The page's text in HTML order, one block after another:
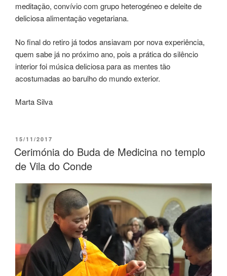
meditação, convívio com grupo heterogéneo e deleite de
deliciosa alimentação vegetariana.
No final do retiro já todos ansiavam por nova experiência,
quem sabe já no próximo ano, pois a prática do silêncio
interior foi música deliciosa para as mentes tão
acostumadas ao barulho do mundo exterior.
Marta Silva
15/11/2017
Cerimónia do Buda de Medicina no templo
de Vila do Conde